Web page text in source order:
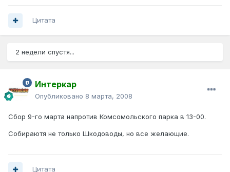
Цитата
2 недели спустя...
Интеркар
Опубликовано 8 марта, 2008
Сбор 9-го марта напротив Комсомольского парка в 13-00.
Собираютя не только Шкодоводы, но все желающие.
Цитата